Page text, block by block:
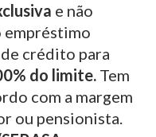
e não
empréstimo
crédito para
do limite. Tem
com a margem
ou pensionista.